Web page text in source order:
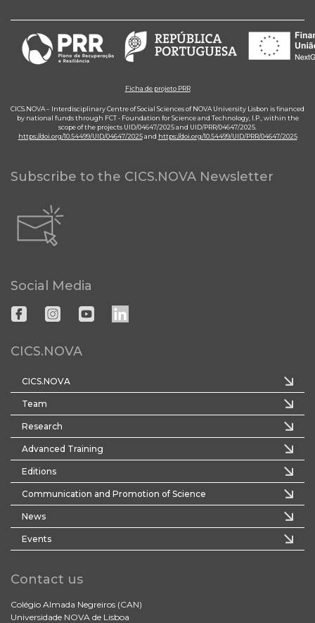
Ficha de projeto PRR
CICS.NOVA – Interdisciplinary Centre of Social Sciences of NOVA University Lisbon is financed
by national funds through FCT - Foundation for Science and Technology, I.P., within the
scope of the projects UID/04647/2025 and UID/PRR/04647/2025.
https://doi.org/10.54499/UID/04647/2025and https://doi.org/10.54499/UID/PRR/04647/2025
Subscribe to the CICS.NOVA Newsletter
Social Media
CICS.NOVA
CICS.NOVA
Team
Research
Advanced Training
Editions
Communication and Promotion of Science
News
Events
Contact us
Colégio Almada Negreiros (CAN)
Universidade NOVA de Lisboa